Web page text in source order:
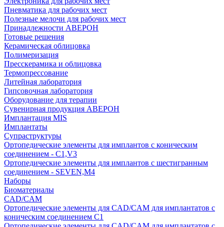
Пневматика для рабочих мест
Полезные мелочи для рабочих мест
Принадлежности АВЕРОН
Готовые решения
Керамическая облицовка
Полимеризация
Пресскерамика и облицовка
Термопрессование
Литейная лаборатория
Гипсовочная лаборатория
Оборудование для терапии
Сувенирная продукция АВЕРОН
Имплантация MIS
Имплантаты
Супраструктуры
Ортопедические элементы для имплантов с коническим
соединением - C1,V3
Ортопедические элементы для имплантов с шестигранным
соединением - SEVEN,M4
Наборы
Биоматериалы
CAD/CAM
Ортопедические элементы для CAD/CAM для имплантатов с
коническим соединением С1